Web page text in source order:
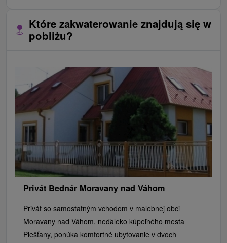
Które zakwaterowanie znajdują się w
pobliżu?
Privát Bednár Moravany nad Váhom
Privát so samostatným vchodom v malebnej obci
Moravany nad Váhom, neďaleko kúpeľného mesta
Piešťany, ponúka komfortné ubytovanie v dvoch